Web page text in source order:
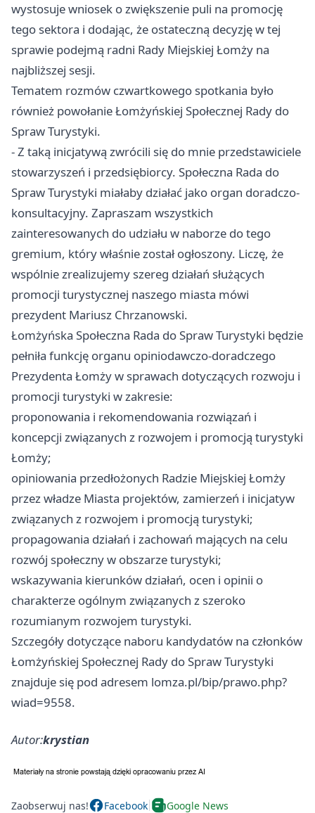
wystosuje wniosek o zwiększenie puli na promocję
tego sektora i dodając, że ostateczną decyzję w tej
sprawie podejmą radni Rady Miejskiej Łomży na
najbliższej sesji.
Tematem rozmów czwartkowego spotkania było
również powołanie Łomżyńskiej Społecznej Rady do
Spraw Turystyki.
- Z taką inicjatywą zwrócili się do mnie przedstawiciele
stowarzyszeń i przedsiębiorcy. Społeczna Rada do
Spraw Turystyki miałaby działać jako organ doradczo-
konsultacyjny. Zapraszam wszystkich
zainteresowanych do udziału w naborze do tego
gremium, który właśnie został ogłoszony. Liczę, że
wspólnie zrealizujemy szereg działań służących
promocji turystycznej naszego miasta mówi
prezydent Mariusz Chrzanowski.
Łomżyńska Społeczna Rada do Spraw Turystyki będzie
pełniła funkcję organu opiniodawczo-doradczego
Prezydenta Łomży w sprawach dotyczących rozwoju i
promocji turystyki w zakresie:
proponowania i rekomendowania rozwiązań i
koncepcji związanych z rozwojem i promocją turystyki
Łomży;
opiniowania przedłożonych Radzie Miejskiej Łomży
przez władze Miasta projektów, zamierzeń i inicjatyw
związanych z rozwojem i promocją turystyki;
propagowania działań i zachowań mających na celu
rozwój społeczny w obszarze turystyki;
wskazywania kierunków działań, ocen i opinii o
charakterze ogólnym związanych z szeroko
rozumianym rozwojem turystyki.
Szczegóły dotyczące naboru kandydatów na członków
Łomżyńskiej Społecznej Rady do Spraw Turystyki
znajduje się pod adresem lomza.pl/bip/prawo.php?
wiad=9558.
Autor:krystian
Zaobserwuj nas! Facebook Google News